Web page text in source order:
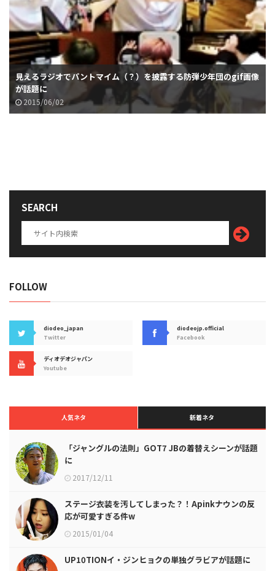
見えるラジオでパントマイム（？）を披露する防弾少年団のgif画像
が話題に
2015/06/02
SEARCH
FOLLOW
diodeo_japan
Twitter
diodeojp.official
Facebook
ディオデオジャパン
Youtube
人気ネタ 新着ネタ
「ジャングルの法則」GOT7 JBの着替えシーンが話題
に
2017/12/11
ステージ衣装を汚してしまった？！Apinkナウンの反
応が可愛すぎる件w
2015/01/04
UP10TIONイ・ジンヒョクの単独グラビアが話題に